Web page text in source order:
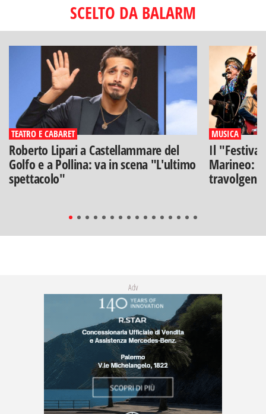
SCELTO DA BALARM
TEATRO E CABARET
Roberto Lipari a Castellammare del
Golfo e a Pollina: va in scena "L'ultimo
spettacolo"
MUSICA
Il
Marineo:
Adv